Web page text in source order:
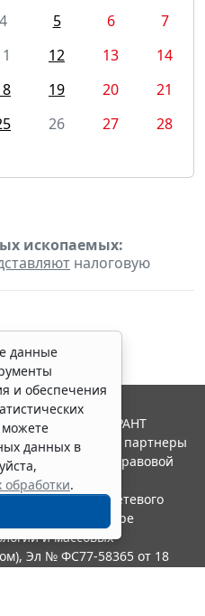
4 5 6
7
12 13
14
19 20
21
26 27
28
ископаемых:
налоговую
данные
и обеспечения
данных в
обработки.
Система ГАРАНТ
"Гарант" и ее партнеры
ассоциации правовой
в качестве сетевого
по надзору в сфере
и массовых
Эл № ФС77-58365 от 18